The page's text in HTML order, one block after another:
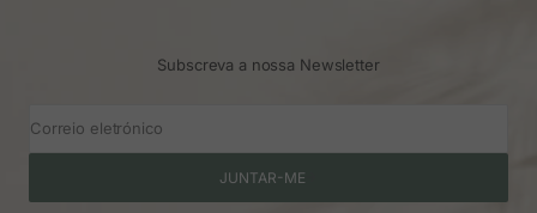
Subscreva a nossa Newsletter
Correio eletrónico
JUNTAR-ME